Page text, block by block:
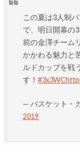
この夏は3人制
で、明日開幕の
前の金澤チーム
かかわる魅力と
ルドカップを戦
す！#3x3WC
— バスケット・
2019